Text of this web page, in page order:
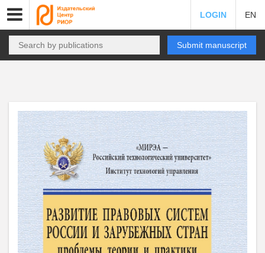
LOGIN EN
Submit manuscript